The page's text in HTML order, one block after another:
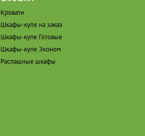
Кровати
Шкафы-купе на заказ
Шкафы-купе Готовые
Шкафы-купе Эконом
Распашные шкафы